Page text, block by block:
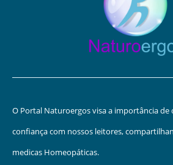
O Portal Naturoergos visa a importância
confiança com nossos leitores,
medicas Homeopáticas.